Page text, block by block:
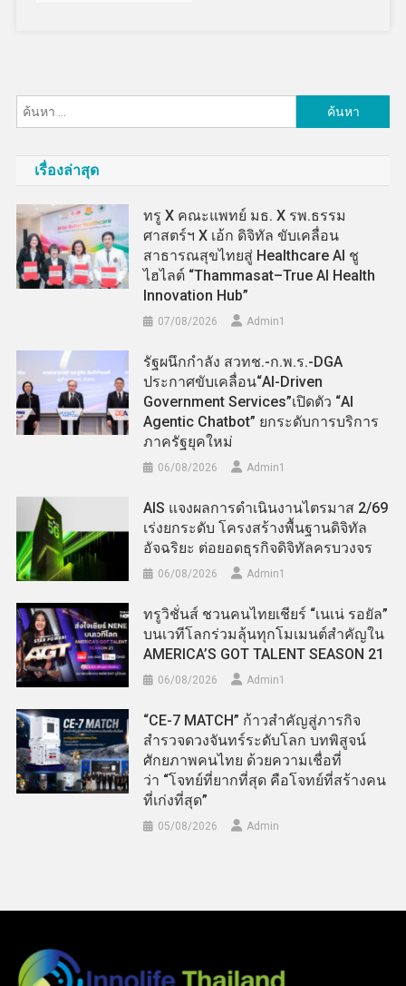
สำหรับ:
เรื่องล่าสุด
ทรู X คณะแพทย์ มธ. X รพ.ธรรม
ศาสตร์ฯ X เอ้ก ดิจิทัล ขับเคลื่อน
สาธารณสุขไทยสู่ Healthcare AI ชู
ไฮไลต์ “Thammasat–True AI Health
Innovation Hub”
07/08/2026 Admin​1
รัฐผนึกกำลัง สวทช.-ก.พ.ร.-DGA
ประกาศขับเคลื่อน“AI-Driven
Government Services”เปิดตัว “AI
Agentic Chatbot” ยกระดับการบริการ
ภาครัฐยุคใหม่
06/08/2026 Admin​1
AIS แจงผลการดำเนินงานไตรมาส 2/69
เร่งยกระดับ โครงสร้างพื้นฐานดิจิทัล
อัจฉริยะ ต่อยอดธุรกิจดิจิทัลครบวงจร
06/08/2026 Admin​1
ทรูวิชั่นส์ ชวนคนไทยเชียร์ “เนเน่ รอยัล”
บนเวทีโลกร่วมลุ้นทุกโมเมนต์สำคัญใน
AMERICA’S GOT TALENT SEASON 21
06/08/2026 Admin​1
“CE-7 MATCH” ก้าวสำคัญสู่ภารกิจ
สำรวจดวงจันทร์ระดับโลก บทพิสูจน์
ศักยภาพคนไทย ด้วยความเชื่อที่
ว่า “โจทย์ที่ยากที่สุด คือโจทย์ที่สร้างคน
ที่เก่งที่สุด”
05/08/2026 Admin